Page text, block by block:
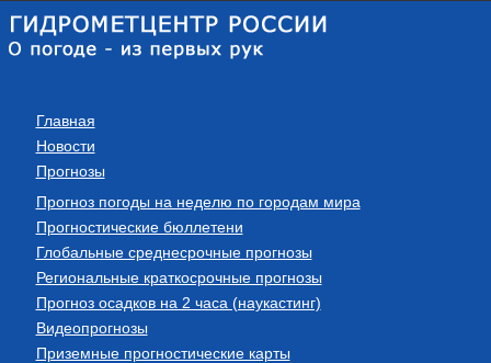
Главная
Новости
Прогнозы
Прогноз погоды на неделю по городам мира
Прогностические бюллетени
Глобальные среднесрочные прогнозы
Региональные краткосрочные прогнозы
Прогноз осадков на 2 часа (наукастинг)
Видеопрогнозы
Приземные прогностические карты